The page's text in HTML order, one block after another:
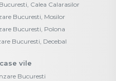
Calea Calarasilor
Bucuresti, Mosilor
Bucuresti, Polona
Bucuresti, Decebal
vile
Bucuresti